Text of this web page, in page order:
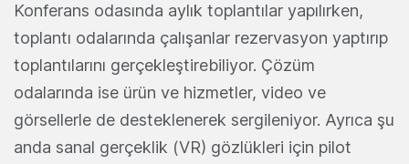
Konferans odasında aylık toplantılar yapılırken,
toplantı odalarında çalışanlar rezervasyon yaptırıp
toplantılarını gerçekleştirebiliyor. Çözüm
odalarında ise ürün ve hizmetler, video ve
görsellerle de desteklenerek sergileniyor. Ayrıca şu
anda sanal gerçeklik (VR) gözlükleri için pilot